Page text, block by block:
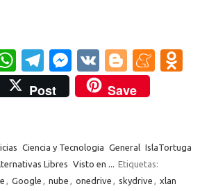
W
h
at
A
p
T
el
e
a
m
M
es
se
g
er
V
K
Bl
o
g
er
M
a
m
kl
Post Save
Ciencia y Tecnologia General IslaTortuga
Libres Visto en ... Etiquetas:
, Google , nube , onedrive , skydrive , xlan